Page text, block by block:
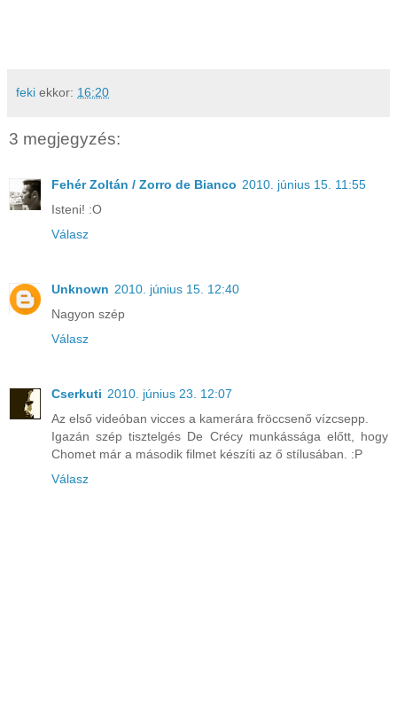
feki ekkor: 16:20
3 megjegyzés:
Fehér Zoltán / Zorro de Bianco 2010. június 15. 11:55
Isteni! :O
Válasz
Unknown 2010. június 15. 12:40
Nagyon szép
Válasz
Cserkuti 2010. június 23. 12:07
Az első videóban vicces a kamerára fröccsenő vízcsepp.
Igazán szép tisztelgés De Crécy munkássága előtt, hogy
Chomet már a második filmet készíti az ő stílusában. :P
Válasz